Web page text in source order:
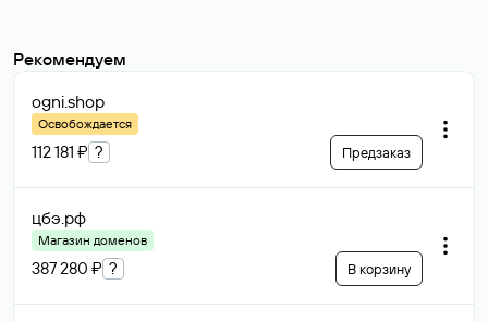
Рекомендуем
ogni.shop
Освобождается
112 181 ₽ ? Предзаказ
цбэ.рф
Магазин доменов
387 280 ₽ ? В корзину